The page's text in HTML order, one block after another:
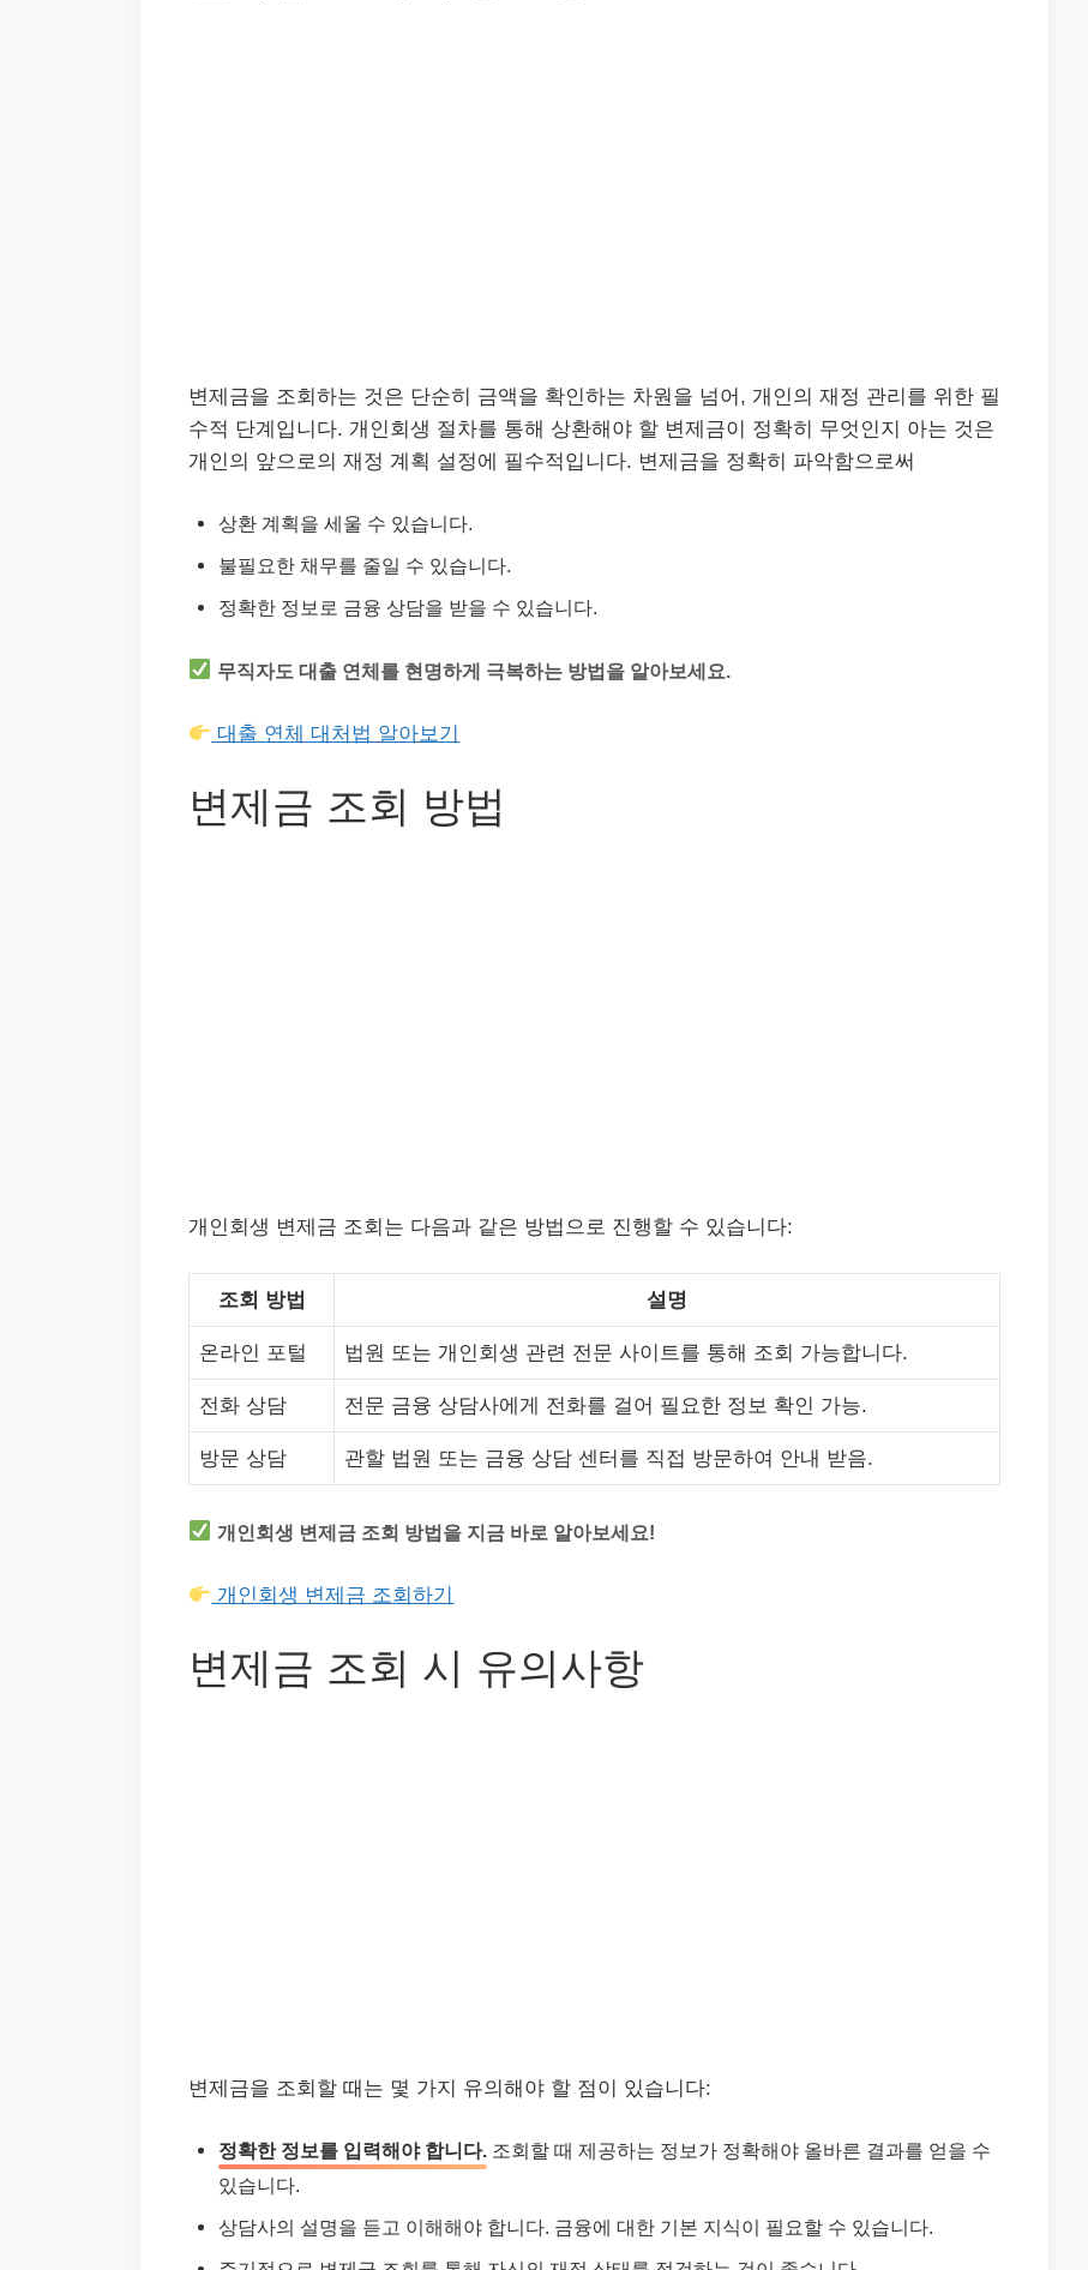
변제금을 조회하는 것은 단순히 금액을 확인하는 차원을 넘어, 개인의 재정 관리를 위한 필
수적 단계입니다. 개인회생 절차를 통해 상환해야 할 변제금이 정확히 무엇인지 아는 것은
개인의 앞으로의 재정 계획 설정에 필수적입니다. 변제금을 정확히 파악함으로써
상환 계획을 세울 수 있습니다.
불필요한 채무를 줄일 수 있습니다.
정확한 정보로 금융 상담을 받을 수 있습니다.
무직자도 대출 연체를 현명하게 극복하는 방법을 알아보세요.
대출 연체 대처법 알아보기
변제금 조회 방법
개인회생 변제금 조회는 다음과 같은 방법으로 진행할 수 있습니다:
조회 방법 설명
온라인 포털 법원 또는 개인회생 관련 전문 사이트를 통해 조회 가능합니다.
전화 상담 전문 금융 상담사에게 전화를 걸어 필요한 정보 확인 가능.
방문 상담 관할 법원 또는 금융 상담 센터를 직접 방문하여 안내 받음.
개인회생 변제금 조회 방법을 지금 바로 알아보세요!
개인회생 변제금 조회하기
변제금 조회 시 유의사항
변제금을 조회할 때는 몇 가지 유의해야 할 점이 있습니다:
정확한 정보를 입력해야 합니다. 조회할 때 제공하는 정보가 정확해야 올바른 결과를 얻을 수
있습니다.
상담사의 설명을 듣고 이해해야 합니다. 금융에 대한 기본 지식이 필요할 수 있습니다.